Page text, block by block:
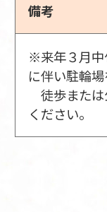
備考
※来年３月中
に伴い駐輪場
徒歩または
ください。